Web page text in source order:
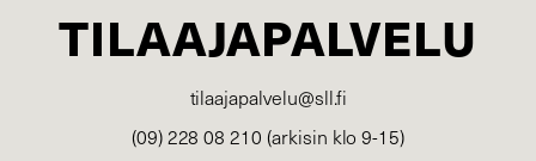
TILAAJAPALVELU
tilaajapalvelu@sll.fi
(09) 228 08 210 (arkisin klo 9-15)